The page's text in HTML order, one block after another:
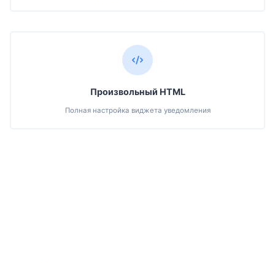
Произвольный HTML
Полная настройка виджета уведомления